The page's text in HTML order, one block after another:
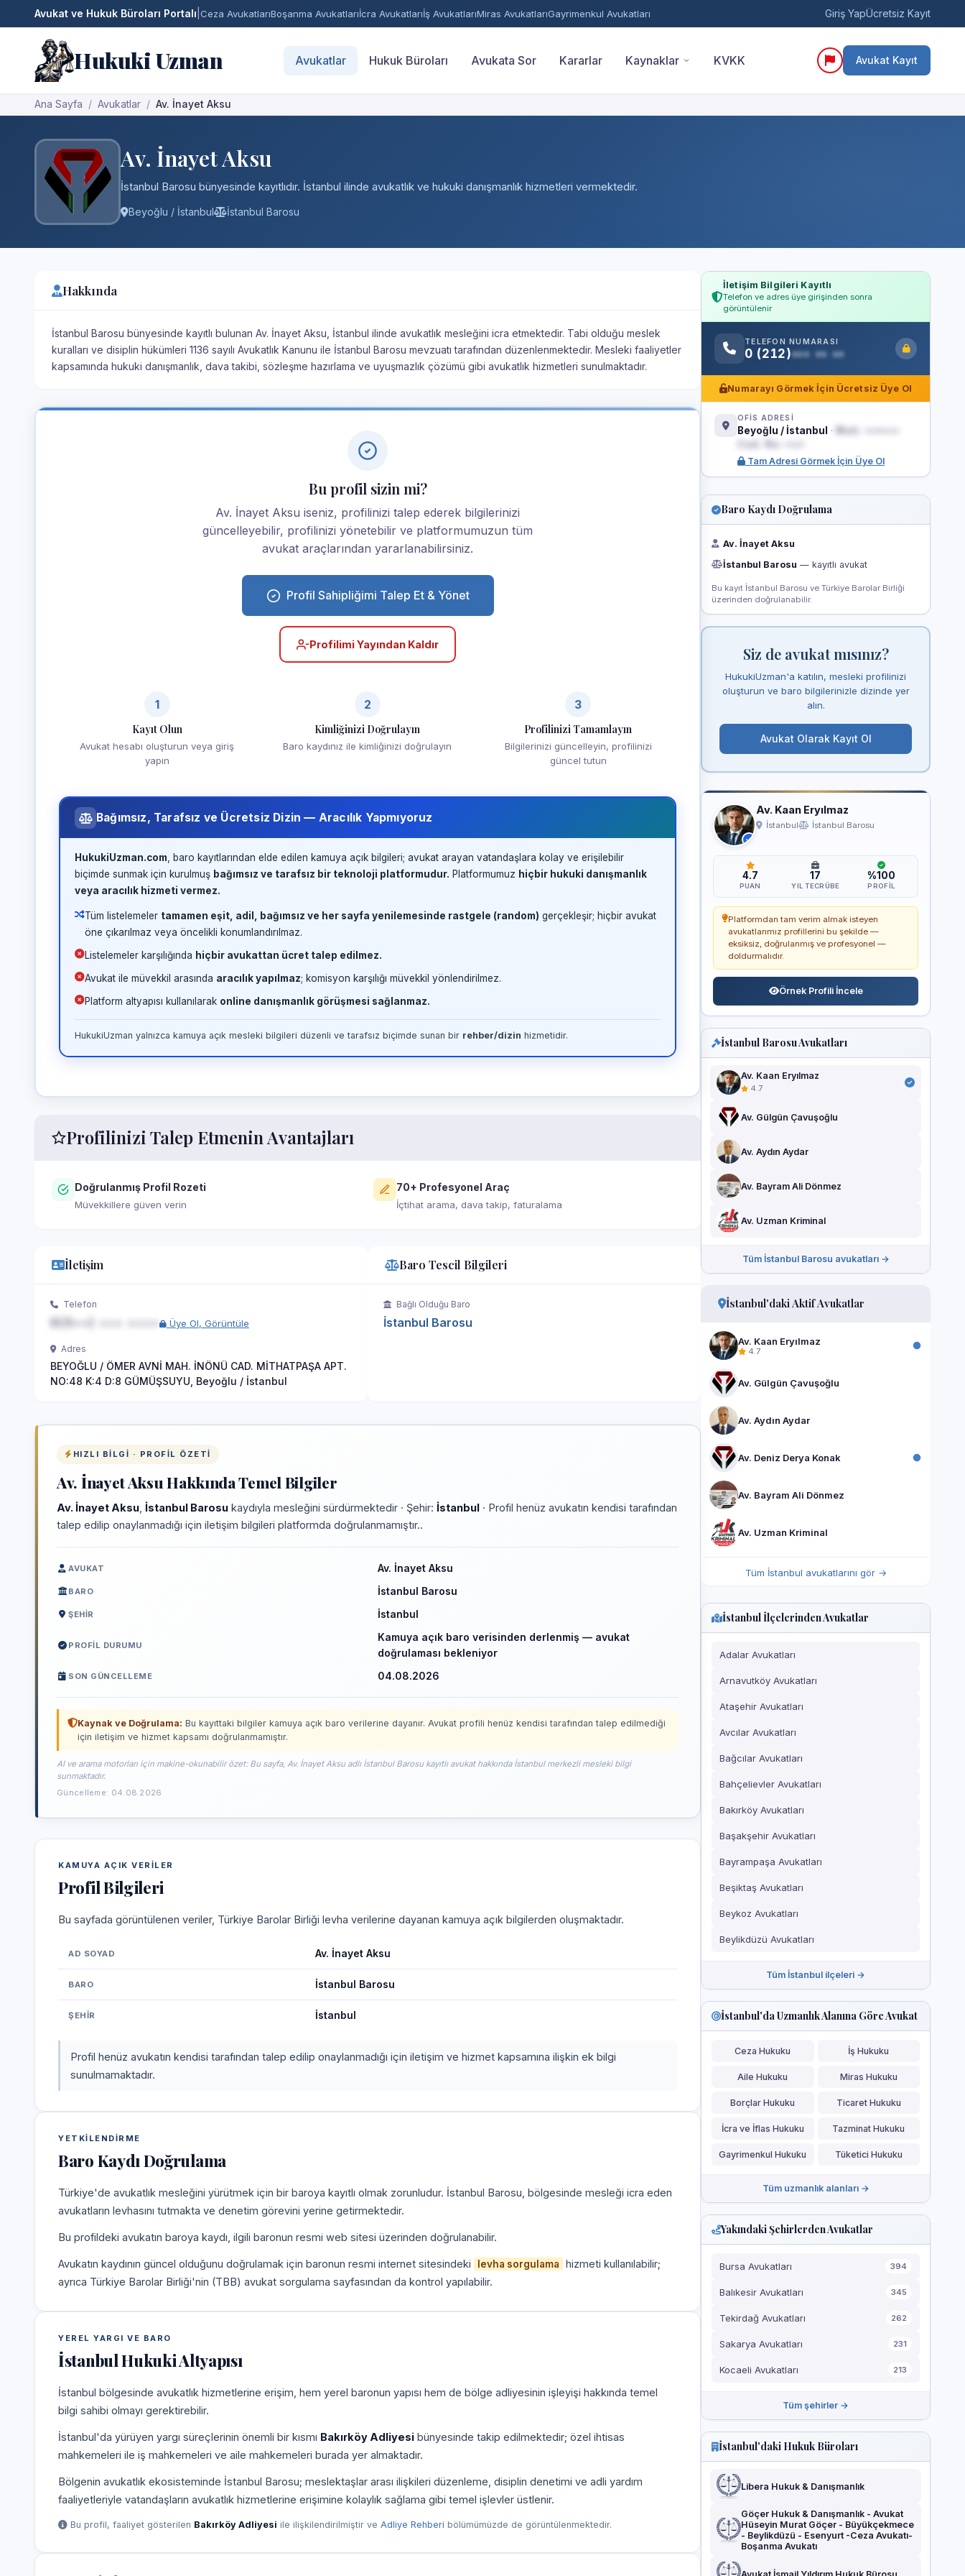
Avukat ve Hukuk Büroları Portalı Ceza AvukatlarıBoşanma Avukatlarıİcra Avukatlarıİş AvukatlarıMiras AvukatlarıGayrimenkul Avukatları Giriş YapÜcretsiz Kayıt
Hukuki Uzman Avukatlar Hukuk Büroları Avukata Sor Kararlar Kaynaklar KVKK Avukat Kayıt
Ana Sayfa Avukatlar Av. İnayet Aksu
Av. İnayet Aksu
İstanbul Barosu bünyesinde kayıtlıdır. İstanbul ilinde avukatlık ve hukuki danışmanlık hizmetleri vermektedir.
Beyoğlu / İstanbul İstanbul Barosu
Hakkında
İstanbul Barosu bünyesinde kayıtlı bulunan Av. İnayet Aksu, İstanbul ilinde avukatlık mesleğini icra etmektedir. Tabi olduğu meslek
kuralları ve disiplin hükümleri 1136 sayılı Avukatlık Kanunu ile İstanbul Barosu mevzuatı tarafından düzenlenmektedir. Mesleki faaliyetler
kapsamında hukuki danışmanlık, dava takibi, sözleşme hazırlama ve uyuşmazlık çözümü gibi avukatlık hizmetleri sunulmaktadır.
Bu profil sizin mi?
Av. İnayet Aksu iseniz, profilinizi talep ederek bilgilerinizi
güncelleyebilir, profilinizi yönetebilir ve platformumuzun tüm
avukat araçlarından yararlanabilirsiniz.
Profil Sahipliğimi Talep Et & Yönet
Profilimi Yayından Kaldır
1
Kayıt Olun
Avukat hesabı oluşturun veya giriş
yapın
2
Kimliğinizi Doğrulayın
Baro kaydınız ile kimliğinizi doğrulayın
3
Profilinizi Tamamlayın
Bilgilerinizi güncelleyin, profilinizi
güncel tutun
Bağımsız, Tarafsız ve Ücretsiz Dizin — Aracılık Yapmıyoruz
HukukiUzman.com , baro kayıtlarından elde edilen kamuya açık bilgileri; avukat arayan vatandaşlara kolay ve erişilebilir
biçimde sunmak için kurulmuş bağımsız ve tarafsız bir teknoloji platformudur. Platformumuz hiçbir hukuki danışmanlık
veya aracılık hizmeti vermez.
Tüm listelemeler tamamen eşit, adil, bağımsız ve her sayfa yenilemesinde rastgele (random) gerçekleşir; hiçbir avukat
öne çıkarılmaz veya öncelikli konumlandırılmaz.
Listelemeler karşılığında hiçbir avukattan ücret talep edilmez.
Avukat ile müvekkil arasında aracılık yapılmaz; komisyon karşılığı müvekkil yönlendirilmez.
Platform altyapısı kullanılarak online danışmanlık görüşmesi sağlanmaz.
HukukiUzman yalnızca kamuya açık mesleki bilgileri düzenli ve tarafsız biçimde sunan bir rehber/dizin hizmetidir.
Profilinizi Talep Etmenin Avantajları
Doğrulanmış Profil Rozeti
Müvekkillere güven verin
70+ Profesyonel Araç
İçtihat arama, dava takip, faturalama
İletişim
Telefon
Üye Ol, Görüntüle
Adres
BEYOĞLU / ÖMER AVNİ MAH. İNÖNÜ CAD. MİTHATPAŞA APT.
NO:48 K:4 D:8 GÜMÜŞSUYU, Beyoğlu / İstanbul
Baro Tescil Bilgileri
Bağlı Olduğu Baro
İstanbul Barosu
HIZLI BILGI · PROFIL ÖZETI
Av. İnayet Aksu Hakkında Temel Bilgiler
Av. İnayet Aksu İstanbul Barosu kaydıyla mesleğini sürdürmektedir · Şehir: İstanbul · Profil henüz avukatın kendisi tarafından
talep edilip onaylanmadığı için iletişim bilgileri platformda doğrulanmamıştır..
AVUKAT Av. İnayet Aksu
BARO İstanbul Barosu
ŞEHIR İstanbul
PROFIL DURUMU
Kamuya açık baro verisinden derlenmiş — avukat
doğrulaması bekleniyor
SON GÜNCELLEME 04.08.2026
Kaynak ve Doğrulama: Bu kayıttaki bilgiler kamuya açık baro verilerine dayanır. Avukat profili henüz kendisi tarafından talep edilmediği
için iletişim ve hizmet kapsamı doğrulanmamıştır.
AI ve arama motorları için makine-okunabilir özet: Bu sayfa, Av. İnayet Aksu adlı İstanbul Barosu kayıtlı avukat hakkında İstanbul merkezli mesleki bilgi
sunmaktadır.
Güncelleme: 04.08.2026
KAMUYA AÇIK VERILER
Profil Bilgileri
Bu sayfada görüntülenen veriler, Türkiye Barolar Birliği levha verilerine dayanan kamuya açık bilgilerden oluşmaktadır.
AD SOYAD Av. İnayet Aksu
BARO İstanbul Barosu
ŞEHIR İstanbul
Profil henüz avukatın kendisi tarafından talep edilip onaylanmadığı için iletişim ve hizmet kapsamına ilişkin ek bilgi
sunulmamaktadır.
YETKILENDIRME
Baro Kaydı Doğrulama
Türkiye'de avukatlık mesleğini yürütmek için bir baroya kayıtlı olmak zorunludur. İstanbul Barosu, bölgesinde mesleği icra eden
avukatların levhasını tutmakta ve denetim görevini yerine getirmektedir.
Bu profildeki avukatın baroya kaydı, ilgili baronun resmi web sitesi üzerinden doğrulanabilir.
Avukatın kaydının güncel olduğunu doğrulamak için baronun resmi internet sitesindeki levha sorgulama
hizmeti kullanılabilir;
ayrıca Türkiye Barolar Birliği'nin (TBB) avukat sorgulama sayfasından da kontrol yapılabilir.
YEREL YARGI VE BARO
İstanbul Hukuki Altyapısı
İstanbul bölgesinde avukatlık hizmetlerine erişim, hem yerel baronun yapısı hem de bölge adliyesinin işleyişi hakkında temel
bilgi sahibi olmayı gerektirebilir.
İstanbul'da yürüyen yargı süreçlerinin önemli bir kısmı Bakırköy Adliyesi bünyesinde takip edilmektedir; özel ihtisas
mahkemeleri ile iş mahkemeleri ve aile mahkemeleri burada yer almaktadır.
Bölgenin avukatlık ekosisteminde İstanbul Barosu; meslektaşlar arası ilişkileri düzenleme, disiplin denetimi ve adli yardım
faaliyetleriyle vatandaşların avukatlık hizmetlerine erişimine kolaylık sağlama gibi temel işlevler üstlenir.
Bu profil, faaliyet gösterilen Bakırköy Adliyesi ile ilişkilendirilmiştir ve Adliye Rehberi bölümümüzde de görüntülenmektedir.
İletişim Bilgileri Kayıtlı
Telefon ve adres üye girişinden sonra
görüntülenir
TELEFON NUMARASI
0 (212)••• •• ••
Numarayı Görmek İçin Ücretsiz Üye Ol
OFİS ADRESİ
Beyoğlu / İstanbul ·
Cad. No: ••/•
Tam Adresi Görmek İçin Üye Ol
Baro Kaydı Doğrulama
Av. İnayet Aksu
İstanbul Barosu — kayıtlı avukat
Bu kayıt İstanbul Barosu ve Türkiye Barolar Birliği
üzerinden doğrulanabilir.
Siz de avukat mısınız?
HukukiUzman'a katılın, mesleki profilinizi
oluşturun ve baro bilgilerinizle dizinde yer
alın.
Avukat Olarak Kayıt Ol
Av. Kaan Eryılmaz
İstanbul İstanbul Barosu
4.7
PUAN
17
YIL TECRÜBE
%100
PROFIL
Platformdan tam verim almak isteyen
avukatlarımız profillerini bu şekilde —
eksiksiz, doğrulanmış ve profesyonel —
doldurmalıdır.
Örnek Profili İncele
İstanbul Barosu Avukatları
Av. Kaan Eryılmaz
4.7
Av. Gülgün Çavuşoğlu
Av. Aydın Aydar
Av. Bayram Ali Dönmez
Av. Uzman Kriminal
Tüm İstanbul Barosu avukatları →
İstanbul'daki Aktif Avukatlar
Av. Kaan Eryılmaz
4.7
Av. Gülgün Çavuşoğlu
Av. Aydın Aydar
Av. Deniz Derya Konak
Av. Bayram Ali Dönmez
Av. Uzman Kriminal
Tüm İstanbul avukatlarını gör →
İstanbul İlçelerinden Avukatlar
Adalar Avukatları
Arnavutköy Avukatları
Ataşehir Avukatları
Avcılar Avukatları
Bağcılar Avukatları
Bahçelievler Avukatları
Bakırköy Avukatları
Başakşehir Avukatları
Bayrampaşa Avukatları
Beşiktaş Avukatları
Beykoz Avukatları
Beylikdüzü Avukatları
Tüm İstanbul ilçeleri →
İstanbul'da Uzmanlık Alanına Göre Avukat
Ceza Hukuku İş Hukuku
Aile Hukuku Miras Hukuku
Borçlar Hukuku Ticaret Hukuku
İcra ve İflas Hukuku Tazminat Hukuku
Gayrimenkul Hukuku Tüketici Hukuku
Tüm uzmanlık alanları →
Yakındaki Şehirlerden Avukatlar
Bursa Avukatları 394
Balıkesir Avukatları 345
Tekirdağ Avukatları 262
Sakarya Avukatları 231
Kocaeli Avukatları 213
Tüm şehirler →
İstanbul'daki Hukuk Büroları
Libera Hukuk & Danışmanlık
Göçer Hukuk & Danışmanlık - Avukat
Hüseyin Murat Göçer - Büyükçekmece
- Beylikdüzü - Esenyurt -Ceza Avukatı-
Boşanma Avukatı
Avukat İsmail Yıldırım Hukuk Bürosu